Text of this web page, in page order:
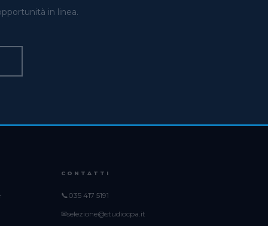
in linea.
CONTATTI
📞035 417 5191
✉selezione@studiocpa.it